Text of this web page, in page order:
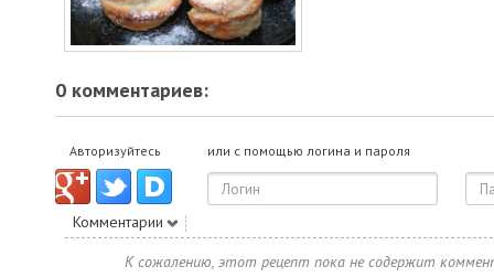
0 комментариев:
Авторизуйтесь или с помощью логина и пароля
Комментарии
К сожалению, этот рецепт пока не содержит